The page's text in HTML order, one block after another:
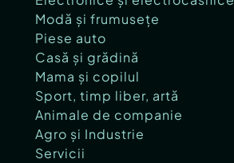
Modă și frumusețe
Piese auto
Casă și grădină
Mama și copilul
Sport, timp liber, artă
Animale de companie
Agro și Industrie
Servicii